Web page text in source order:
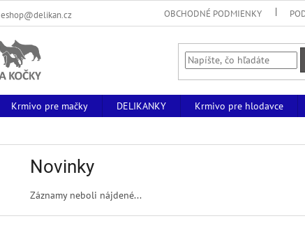
eshop@delikan.cz OBCHODNÉ PODMIENKY
Krmivo pre mačky DELIKANKY Krmivo pre hlodavce
Novinky
Záznamy neboli nájdené...